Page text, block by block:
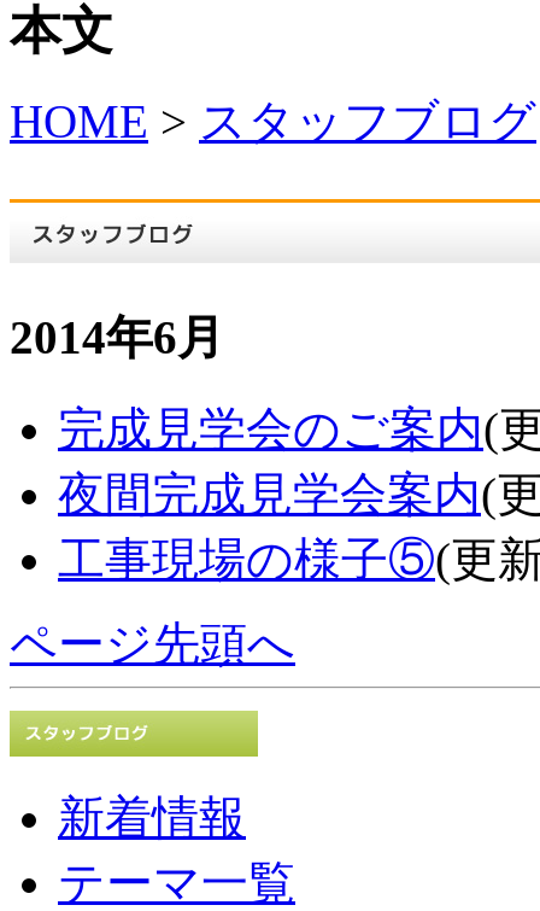
本文
HOME > スタッフブログ
2014年6月
完成見学会のご案内(
夜間完成見学会案内(
工事現場の様子⑤(更
ページ先頭へ
新着情報
テーマ一覧